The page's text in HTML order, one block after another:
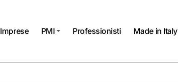
Imprese PMI Professionisti Made in Italy